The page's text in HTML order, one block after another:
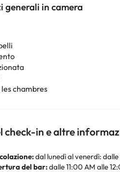
generali in camera
chambres
check-in e altre
dal lunedì al venerdì:
del bar:dalle 11:00 AM alle